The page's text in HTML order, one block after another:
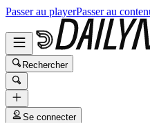
Passer au playerPasser au
Rechercher
Se connecter